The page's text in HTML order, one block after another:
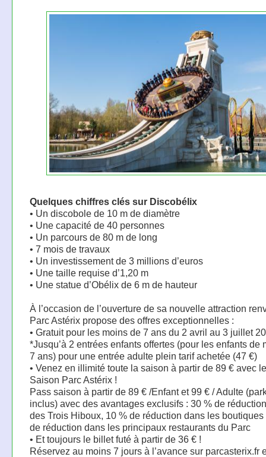
Quelques chiffres clés sur Discobélix
• Un discobole de 10 m de diamètre
• Une capacité de 40 personnes
• Un parcours de 80 m de long
• 7 mois de travaux
• Un investissement de 3 millions d’euros
• Une taille requise d’1,20 m
• Une statue d’Obélix de 6 m de hauteur
À l’occasion de l’ouverture de sa nouvelle attraction
Parc Astérix propose des offres exceptionnelles :
• Gratuit pour les moins de 7 ans du 2 avril au 3 juillet
*Jusqu’à 2 entrées enfants offertes (pour les enfants de
7 ans) pour une entrée adulte plein tarif achetée (47 €)
• Venez en illimité toute la saison à partir de 89 € avec
Saison Parc Astérix !
Pass saison à partir de 89 € /Enfant et 99 € / Adulte
inclus) avec des avantages exclusifs : 30 % de
des Trois Hiboux, 10 % de réduction dans les boutiques
de réduction dans les principaux restaurants du Parc
• Et toujours le billet futé à partir de 36 € !
Réservez au moins 7 jours à l’avance sur parcasterix.fr